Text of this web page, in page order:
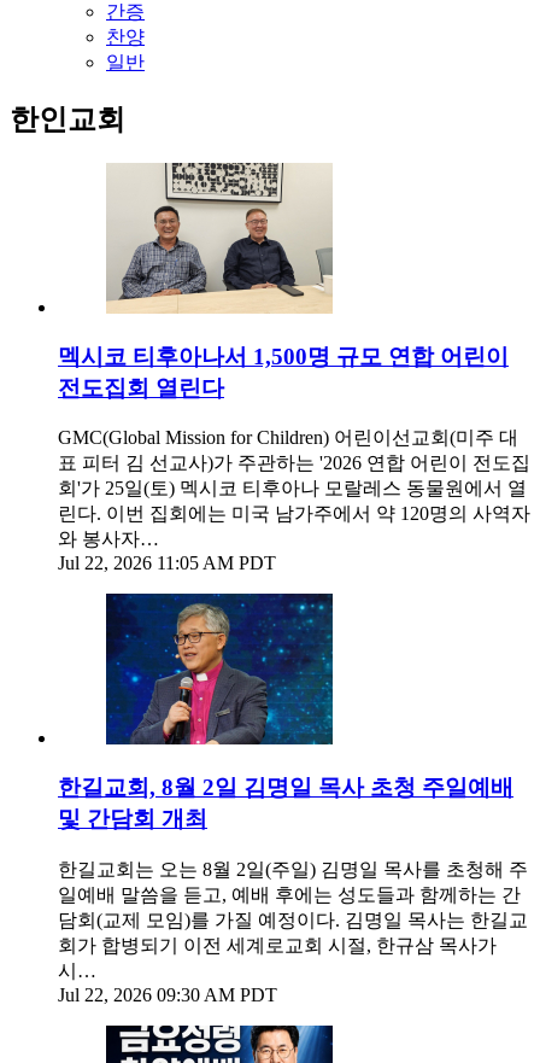
간증
찬양
일반
한인교회
멕시코 티후아나서 1,500명 규모 연합 어린이
전도집회 열린다
GMC(Global Mission for Children) 어린이선교회(미주 대
표 피터 김 선교사)가 주관하는 '2026 연합 어린이 전도집
회'가 25일(토) 멕시코 티후아나 모랄레스 동물원에서 열
린다. 이번 집회에는 미국 남가주에서 약 120명의 사역자
와 봉사자…
Jul 22, 2026 11:05 AM PDT
한길교회, 8월 2일 김명일 목사 초청 주일예배
및 간담회 개최
한길교회는 오는 8월 2일(주일) 김명일 목사를 초청해 주
일예배 말씀을 듣고, 예배 후에는 성도들과 함께하는 간
담회(교제 모임)를 가질 예정이다. 김명일 목사는 한길교
회가 합병되기 이전 세계로교회 시절, 한규삼 목사가
시…
Jul 22, 2026 09:30 AM PDT